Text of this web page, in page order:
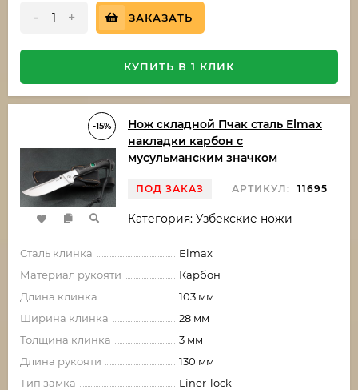
- + ЗАКАЗАТЬ
КУПИТЬ В 1 КЛИК
-15%
Нож складной Пчак сталь Elmax
накладки карбон с
мусульманским значком
ПОД ЗАКАЗ АРТИКУЛ: 11695
Категория: Узбекские ножи
Сталь клинка
Elmax
Материал рукояти
Карбон
Длина клинка
103 мм
Ширина клинка
28 мм
Толщина клинка
3 мм
Длина рукояти
130 мм
Тип замка
Liner-lock